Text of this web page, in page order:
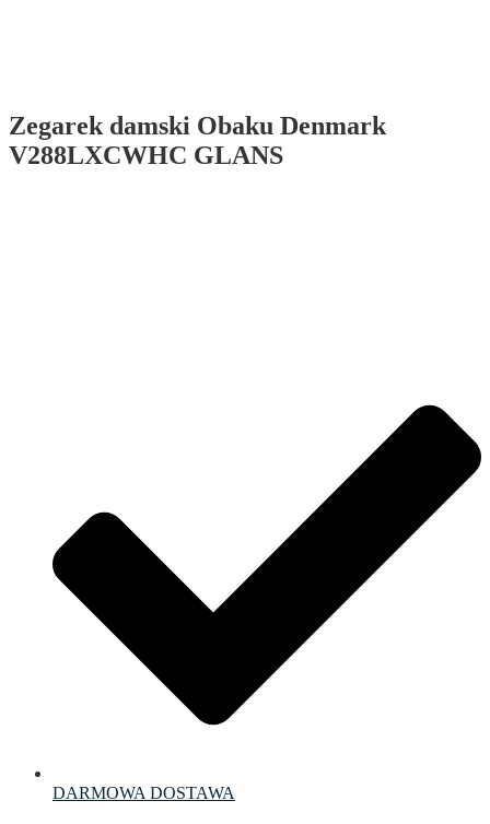
Zegarek damski Obaku Denmark
V288LXCWHC GLANS
DARMOWA DOSTAWA